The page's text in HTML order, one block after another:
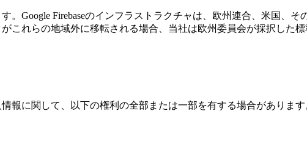
。Google Firebaseのインフラストラクチャは、欧州連合、米国、
これらの地域外に移転される場合、当社は欧州委員会が採択した
報に関して、以下の権利の全部または一部を有する場合があります